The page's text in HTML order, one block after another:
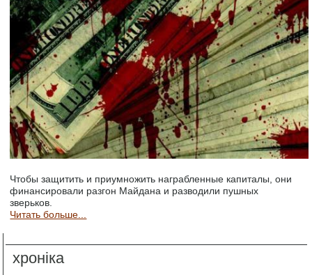
Чтобы защитить и приумножить награбленные капиталы, они
финансировали разгон Майдана и разводили пушных
зверьков.
Читать больше...
хроніка